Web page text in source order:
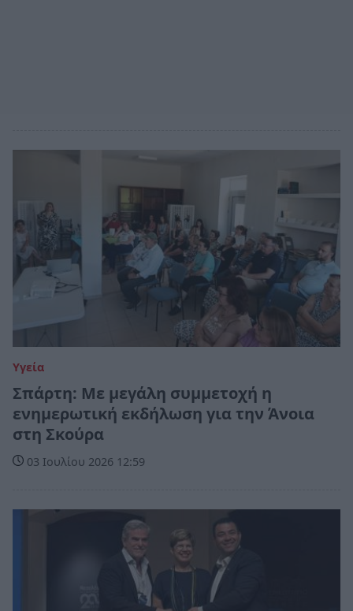
Υγεία
Σπάρτη: Με μεγάλη συμμετοχή η
ενημερωτική εκδήλωση για την Άνοια
στη Σκούρα
03 Ιουλίου 2026 12:59